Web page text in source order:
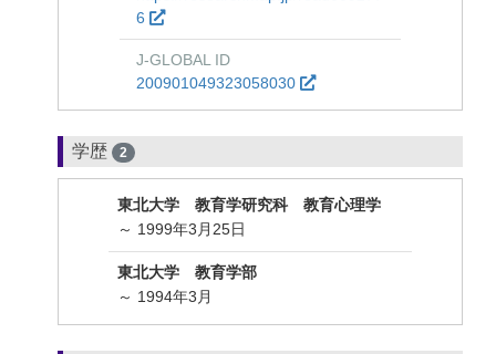
6
J-GLOBAL ID
200901049323058030
学歴 2
東北大学 教育学研究科 教育心理学
～ 1999年3月25日
東北大学 教育学部
～ 1994年3月